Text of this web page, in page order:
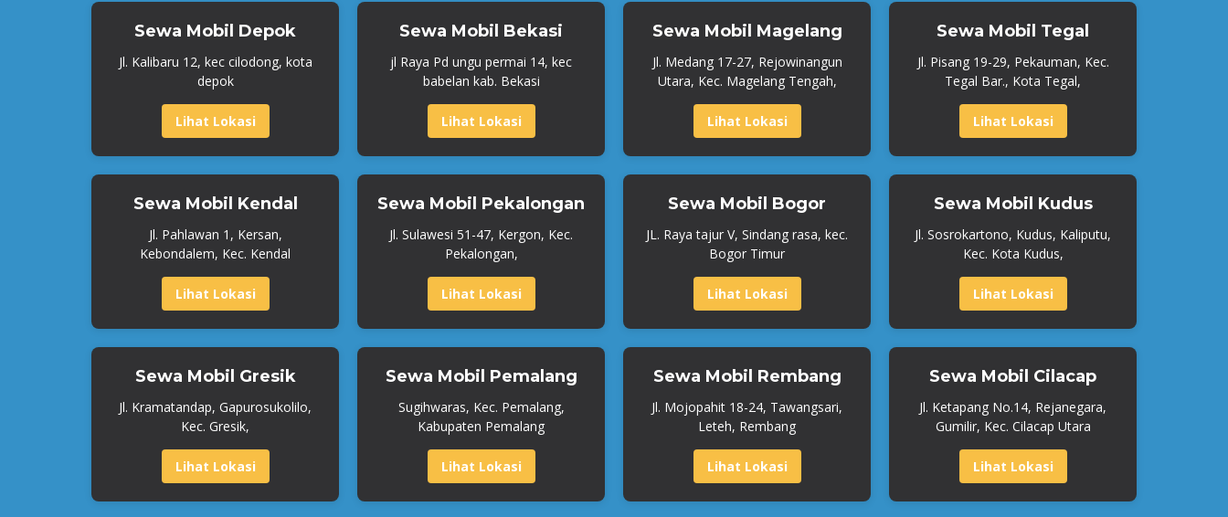
Sewa Mobil Depok
Jl. Kalibaru 12, kec cilodong, kota
depok
Lihat Lokasi
Sewa Mobil Bekasi
jl Raya Pd ungu permai 14, kec
babelan kab. Bekasi
Lihat Lokasi
Sewa Mobil Magelang
Jl. Medang 17-27, Rejowinangun
Utara, Kec. Magelang Tengah,
Lihat Lokasi
Sewa Mobil Tegal
Jl. Pisang 19-29, Pekauman, Kec.
Tegal Bar., Kota Tegal,
Lihat Lokasi
Sewa Mobil Kendal
Jl. Pahlawan 1, Kersan,
Kebondalem, Kec. Kendal
Lihat Lokasi
Sewa Mobil Pekalongan
Jl. Sulawesi 51-47, Kergon, Kec.
Pekalongan,
Lihat Lokasi
Sewa Mobil Bogor
JL. Raya tajur V, Sindang rasa, kec.
Bogor Timur
Lihat Lokasi
Sewa Mobil Kudus
Jl. Sosrokartono, Kudus, Kaliputu,
Kec. Kota Kudus,
Lihat Lokasi
Sewa Mobil Gresik
Jl. Kramatandap, Gapurosukolilo,
Kec. Gresik,
Lihat Lokasi
Sewa Mobil Pemalang
Sugihwaras, Kec. Pemalang,
Kabupaten Pemalang
Lihat Lokasi
Sewa Mobil Rembang
Jl. Mojopahit 18-24, Tawangsari,
Leteh, Rembang
Lihat Lokasi
Sewa Mobil Cilacap
Jl. Ketapang No.14, Rejanegara,
Gumilir, Kec. Cilacap Utara
Lihat Lokasi